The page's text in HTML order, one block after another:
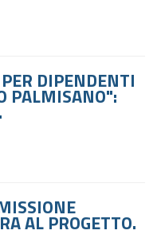
DIPENDENTI
PALMISANO":
AL PROGETTO.